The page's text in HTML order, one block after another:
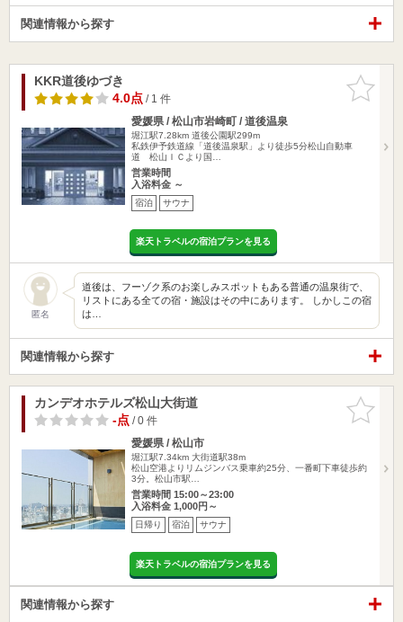
関連情報から探す
お気に入
りに追加
KKR道後ゆづき
4.0点/ 1 件
愛媛県 / 松山市岩崎町 / 道後温泉
堀江駅7.28km 道後公園駅299m
私鉄伊予鉄道線「道後温泉駅」より徒歩5分松山自動車
道 松山ＩＣより国…
営業時間
入浴料金 ～
宿泊 サウナ
楽天トラベルの宿泊プランを見る
匿名
道後は、フーゾク系のお楽しみスポットもある普通の温泉街で、
リストにある全ての宿・施設はその中にあります。 しかしこの宿
は…
関連情報から探す
お気に入
りに追加
カンデオホテルズ松山大街道
-点/ 0 件
愛媛県 / 松山市
堀江駅7.34km 大街道駅38m
松山空港よりリムジンバス乗車約25分、一番町下車徒歩約
3分。松山市駅…
営業時間 15:00～23:00
入浴料金 1,000円～
日帰り 宿泊 サウナ
楽天トラベルの宿泊プランを見る
関連情報から探す